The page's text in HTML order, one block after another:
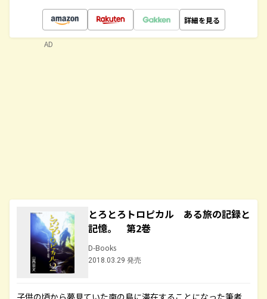
詳細を見る
とろとろトロピカル ある旅の記録と
記憶。 第2巻
D-Books
2018.03.29 発売
子供の頃から夢見ていた南の島に滞在することになった筆者
AD